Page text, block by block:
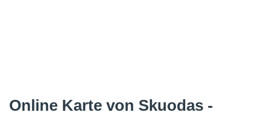
Online Karte von Skuodas -